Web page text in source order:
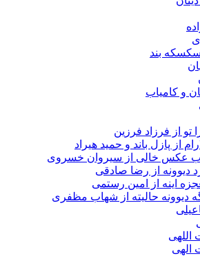
بند
و کامیاب
از فرزاد فرزین
از پازل باند و حمید هیراد
عکس خالی از سیروان خسروی
دیوونه از رضا صادقی
اینه از امین رستمی
دیوونه حالیته از شهاب مظفری
اللهی
الهی